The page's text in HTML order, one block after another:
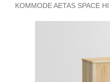
KOMMODE AETAS SPACE HI